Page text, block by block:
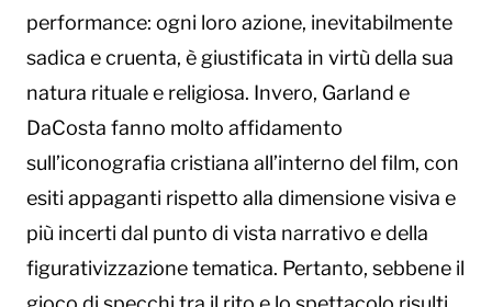
performance: ogni loro azione, inevitabilmente
sadica e cruenta, è giustificata in virtù della sua
natura rituale e religiosa. Invero, Garland e
DaCosta fanno molto affidamento
sull’iconografia cristiana all’interno del film, con
esiti appaganti rispetto alla dimensione visiva e
più incerti dal punto di vista narrativo e della
figurativizzazione tematica. Pertanto, sebbene il